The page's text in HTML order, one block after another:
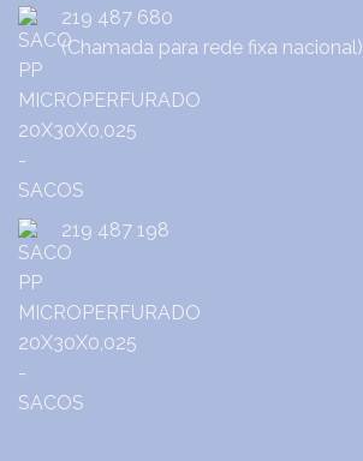
219 487 680
(Chamada para rede fixa nacional)
219 487 198